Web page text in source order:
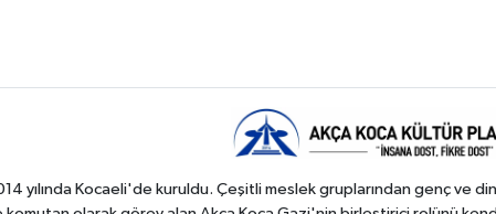
yılında Kocaeli'de kuruldu. Çeşitli meslek gruplarından genç ve